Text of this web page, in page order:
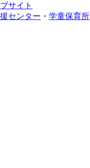
サイト
センター ・ 学童保育所